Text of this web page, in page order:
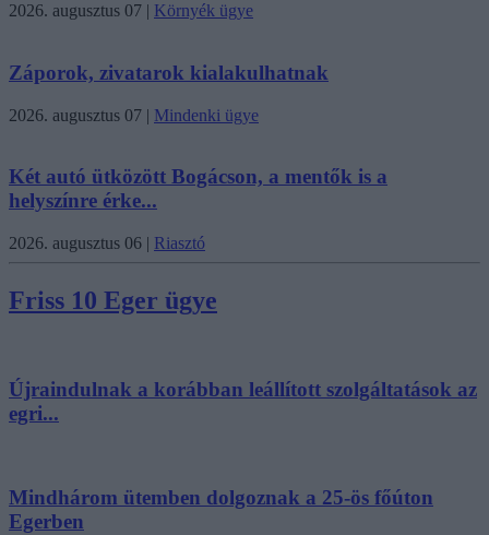
2026. augusztus 07 | Környék ügye
Záporok, zivatarok kialakulhatnak
2026. augusztus 07 | Mindenki ügye
Két autó ütközött Bogácson, a mentők is a
helyszínre érke...
2026. augusztus 06 | Riasztó
Friss 10 Eger ügye
Újraindulnak a korábban leállított szolgáltatások az
egri...
Mindhárom ütemben dolgoznak a 25-ös főúton
Egerben